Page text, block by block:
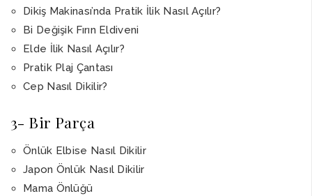
Dikiş Makinası’nda Pratik İlik Nasıl Açılır?
Bi Değişik Fırın Eldiveni
Elde İlik Nasıl Açılır?
Pratik Plaj Çantası
Cep Nasıl Dikilir?
3- Bir Parça
Önlük Elbise Nasıl Dikilir
Japon Önlük Nasıl Dikilir
Mama Önlüğü